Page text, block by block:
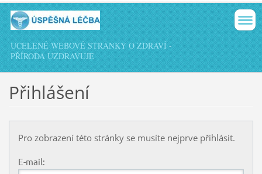
UCELENÉ WEBOVÉ STRÁNKY O ZDRAVÍ -
PŘÍRODA UZDRAVUJE
Přihlášení
Pro zobrazení této stránky se musíte nejprve přihlásit.
E-mail: